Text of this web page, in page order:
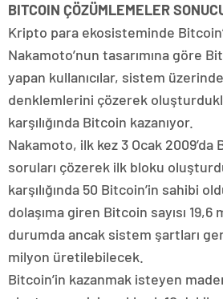
BITCOIN ÇÖZÜMLEMELER
Kripto para ekosisteminde
Nakamoto’nun tasarımına göre
yapan kullanıcılar, sistem
denklemlerini çözerek
karşılığında Bitcoin kazanıyor.
Nakamoto, ilk kez 3 Ocak
soruları çözerek ilk bloku
karşılığında 50 Bitcoin’in sahibi
dolaşıma giren Bitcoin sayısı 19,6
durumda ancak sistem şartları
milyon üretilebilecek.
Bitcoin’in kazanmak isteyen